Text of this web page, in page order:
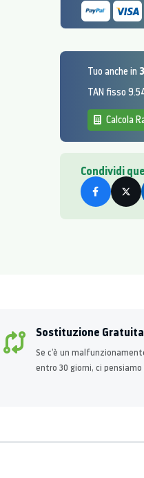
Tuo anche in
TAN fisso
Calcola
Condividi
Sostituzione Gratuita
Se c’è un
entro 30 giorni, ci pensiamo